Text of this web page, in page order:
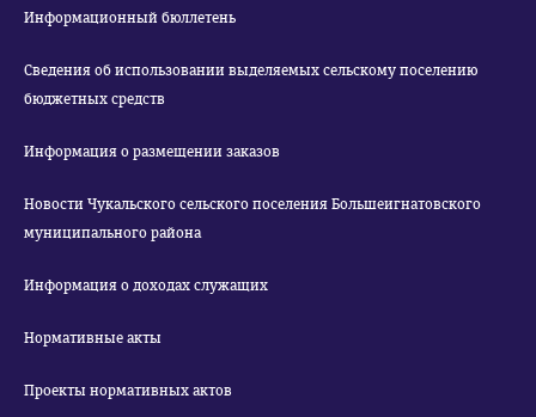
Информационный бюллетень
Сведения об использовании выделяемых сельскому поселению
бюджетных средств
Информация о размещении заказов
Новости Чукальского сельского поселения Большеигнатовского
муниципального района
Информация о доходах служащих
Нормативные акты
Проекты нормативных актов